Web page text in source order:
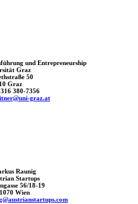
und Entrepreneurship
Graz
50
Graz
380-7356
graz.at
Raunig
Startups
56/18-19
1070 Wien